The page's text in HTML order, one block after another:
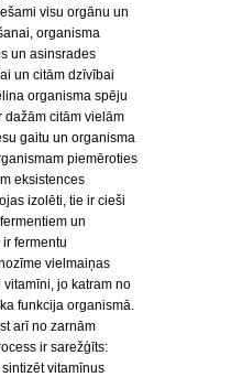
visu orgānu un
organisma
un asinsrades
un citām dzīvībai
organisma spēju
dažām citām vielām
gaitu un organisma
piemēroties
eksistences
izolēti, tie ir cieši
un
fermentu
vielmaiņas
jo katram no
funkcija organismā.
arī no zarnām
ir sarežģīts:
vitamīnus